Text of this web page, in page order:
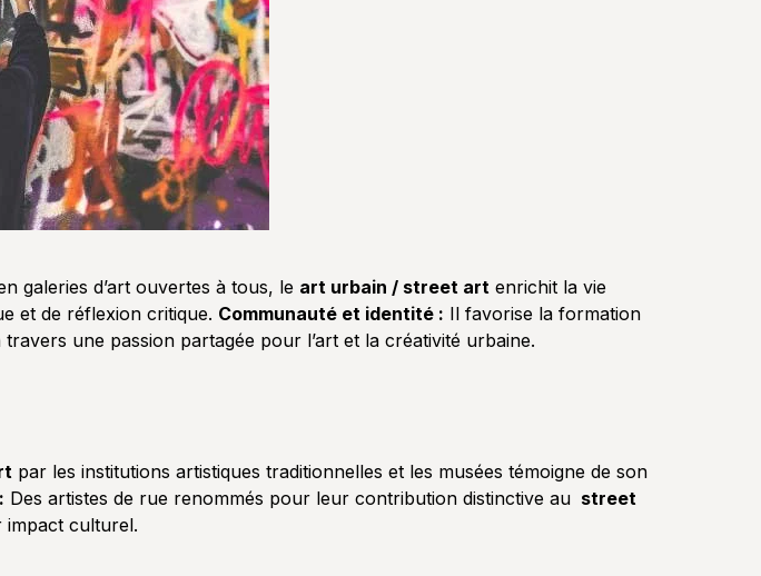
galeries d’art ouvertes à tous, le art urbain / street art enrichit la vie
et de réflexion critique. Communauté et identité : Il favorise la formation
une passion partagée pour l’art et la créativité urbaine.
par les institutions artistiques traditionnelles et les musées témoigne de son
Des artistes de rue renommés pour leur contribution distinctive au street
impact culturel.